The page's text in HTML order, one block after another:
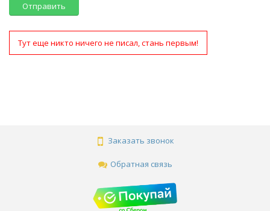
Отправить
Тут еще никто ничего не писал, стань первым!
Заказать звонок
Обратная связь